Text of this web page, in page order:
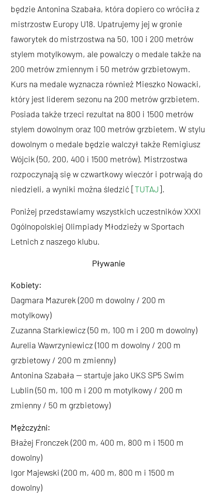
będzie Antonina Szabała, która dopiero co wróciła z
mistrzostw Europy U18. Upatrujemy jej w gronie
faworytek do mistrzostwa na 50, 100 i 200 metrów
stylem motylkowym, ale powalczy o medale także na
200 metrów zmiennym i 50 metrów grzbietowym.
Kurs na medale wyznacza również Mieszko Nowacki,
który jest liderem sezonu na 200 metrów grzbietem.
Posiada także trzeci rezultat na 800 i 1500 metrów
stylem dowolnym oraz 100 metrów grzbietem. W stylu
dowolnym o medale będzie walczył także Remigiusz
Wójcik (50, 200, 400 i 1500 metrów). Mistrzostwa
rozpoczynają się w czwartkowy wieczór i potrwają do
niedzieli, a wyniki można śledzić [TUTAJ].
Poniżej przedstawiamy wszystkich uczestników XXXI
Ogólnopolskiej Olimpiady Młodzieży w Sportach
Letnich z naszego klubu.
Pływanie
Kobiety:
Dagmara Mazurek (200 m dowolny / 200 m
motylkowy)
Zuzanna Starkiewicz (50 m, 100 m i 200 m dowolny)
Aurelia Wawrzyniewicz (100 m dowolny / 200 m
grzbietowy / 200 m zmienny)
Antonina Szabała — startuje jako UKS SP5 Swim
Lublin (50 m, 100 m i 200 m motylkowy / 200 m
zmienny / 50 m grzbietowy)
Mężczyźni:
Błażej Fronczek (200 m, 400 m, 800 m i 1500 m
dowolny)
Igor Majewski (200 m, 400 m, 800 m i 1500 m
dowolny)